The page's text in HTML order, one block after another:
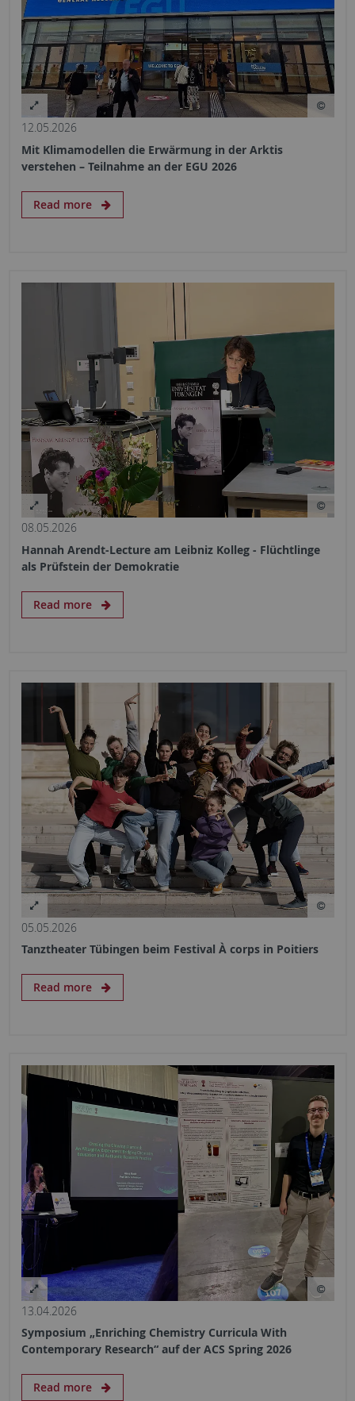
12.05.2026
Mit Klimamodellen die Erwärmung in der Arktis
verstehen – Teilnahme an der EGU 2026
Read more
08.05.2026
Hannah Arendt-Lecture am Leibniz Kolleg - Flüchtlinge
als Prüfstein der Demokratie
Read more
05.05.2026
Tanztheater Tübingen beim Festival À corps in Poitiers
Read more
13.04.2026
Symposium „Enriching Chemistry Curricula With
Contemporary Research“ auf der ACS Spring 2026
Read more